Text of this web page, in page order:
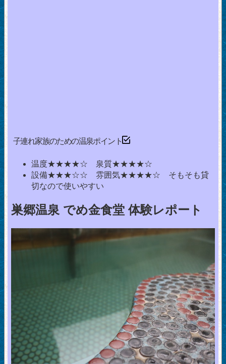
子連れ家族のための温泉ポイント
温度★★★★☆ 泉質★★★★☆
設備★★★☆☆ 雰囲気★★★★☆ そもそも貸
切なので使いやすい
巣郷温泉 でめ金食堂 体験レポート